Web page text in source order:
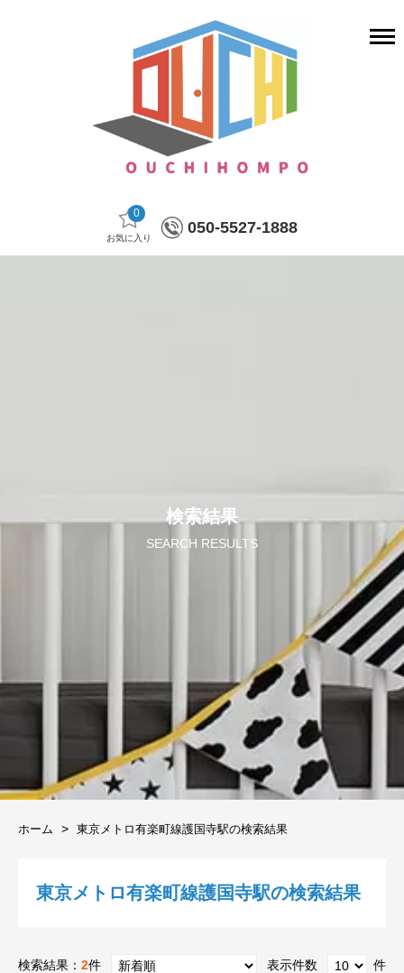
0
お気に入り
050-5527-1888
検索結果
SEARCH RESULTS
ホーム 東京メトロ有楽町線護国寺駅の検索結果
東京メトロ有楽町線護国寺駅の検索結果
検索結果： 2件 表示件数 件